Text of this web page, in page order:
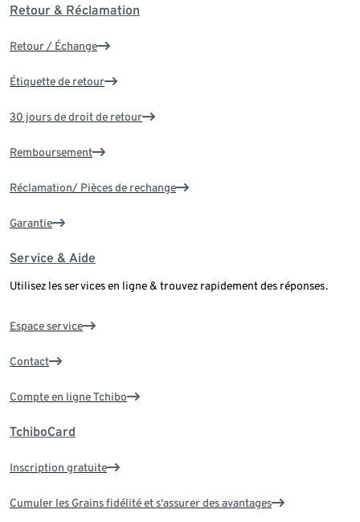
Retour & Réclamation
Retour / Échange
Étiquette de retour
30 jours de droit de retour
Remboursement
Réclamation/ Pièces de rechange
Garantie
Service & Aide
Utilisez les services en ligne & trouvez rapidement des réponses.
Espace service
Contact
Compte en ligne Tchibo
TchiboCard
Inscription gratuite
Cumuler les Grains fidélité et s'assurer des avantages